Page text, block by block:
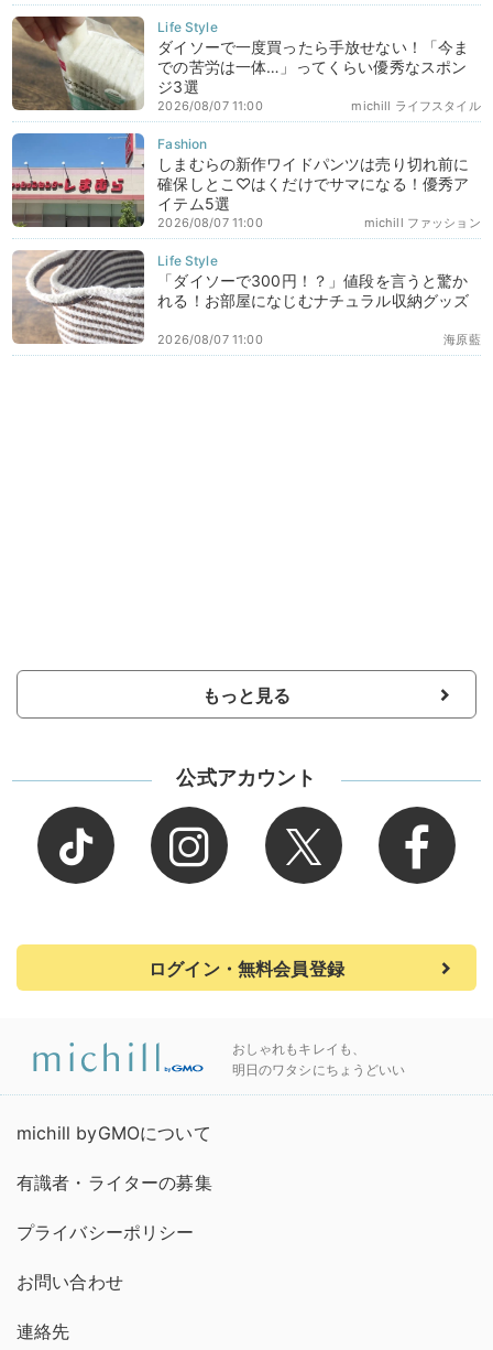
ダイソーで一度買ったら手放せない！「今ま
での苦労は一体…」ってくらい優秀なスポン
ジ3選
michill ライフスタイル
2026/08/07 11:00
しまむらの新作ワイドパンツは売り切れ前に
確保しとこ♡はくだけでサマになる！優秀ア
イテム5選
michill ファッション
2026/08/07 11:00
「ダイソーで300円！？」値段を言うと驚か
れる！お部屋になじむナチュラル収納グッズ
海原藍
2026/08/07 11:00
もっと見る
公式アカウント
ログイン・無料会員登録
おしゃれもキレイも、
明日のワタシにちょうどいい
michill byGMOについて
有識者・ライターの募集
プライバシーポリシー
お問い合わせ
連絡先